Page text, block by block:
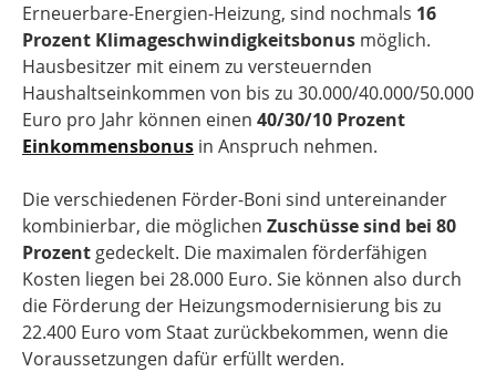
Erneuerbare-Energien-Heizung, sind nochmals 16
Prozent Klimageschwindigkeitsbonus möglich.
Hausbesitzer mit einem zu versteuernden
Haushaltseinkommen von bis zu 30.000/40.000/50.000
Euro pro Jahr können einen 40/30/10 Prozent
Einkommensbonus in Anspruch nehmen.
Die verschiedenen Förder-Boni sind untereinander
kombinierbar, die möglichen Zuschüsse sind bei 80
Prozent gedeckelt. Die maximalen förderfähigen
Kosten liegen bei 28.000 Euro. Sie können also durch
die Förderung der Heizungsmodernisierung bis zu
22.400 Euro vom Staat zurückbekommen, wenn die
Voraussetzungen dafür erfüllt werden.